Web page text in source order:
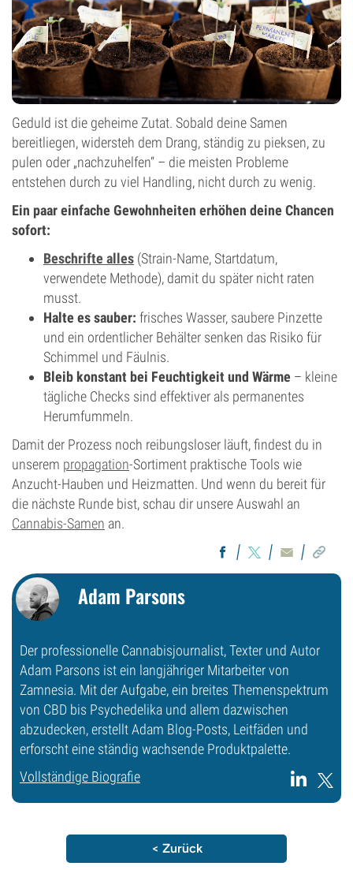
Geduld ist die geheime Zutat. Sobald deine Samen
bereitliegen, widersteh dem Drang, ständig zu pieksen, zu
pulen oder „nachzuhelfen“ – die meisten Probleme
entstehen durch zu viel Handling, nicht durch zu wenig.
Ein paar einfache Gewohnheiten erhöhen deine Chancen
sofort:
Beschrifte alles (Strain-Name, Startdatum,
verwendete Methode), damit du später nicht raten
musst.
Halte es sauber: frisches Wasser, saubere Pinzette
und ein ordentlicher Behälter senken das Risiko für
Schimmel und Fäulnis.
Bleib konstant bei Feuchtigkeit und Wärme – kleine
tägliche Checks sind effektiver als permanentes
Herumfummeln.
Damit der Prozess noch reibungsloser läuft, findest du in
unserem propagation-Sortiment praktische Tools wie
Anzucht-Hauben und Heizmatten. Und wenn du bereit für
die nächste Runde bist, schau dir unsere Auswahl an
Cannabis-Samen an.
Adam Parsons
Der professionelle Cannabisjournalist, Texter und Autor
Adam Parsons ist ein langjähriger Mitarbeiter von
Zamnesia. Mit der Aufgabe, ein breites Themenspektrum
von CBD bis Psychedelika und allem dazwischen
abzudecken, erstellt Adam Blog-Posts, Leitfäden und
erforscht eine ständig wachsende Produktpalette.
Vollständige Biografie
< Zurück